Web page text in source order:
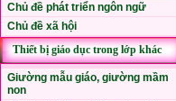
Chủ đề phát triển ngôn ngữ
Chủ đề xã hội
Thiết bị giáo dục trong lớp khác
Giường mẫu giáo, giường mầm
non